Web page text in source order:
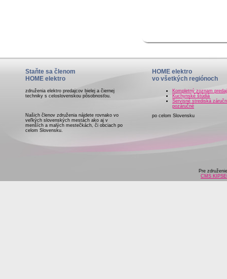
Staňte sa členom
HOME elektro
združenia elektro predajcov bielej a čiernej
techniky s celoslovenskou pôsobnosťou.
Našich členov združenia nájdete rovnako vo
veľkých slovenských mestách ako aj v
menších a malých mestečkách, či obciach po
celom Slovensku.
HOME elektro
vo všetkých regiónoch
Kompletný zoznam
Kuchynské štúdiá
Servisné strediská
pozáručné
po celom Slovensku
Pre
CMS